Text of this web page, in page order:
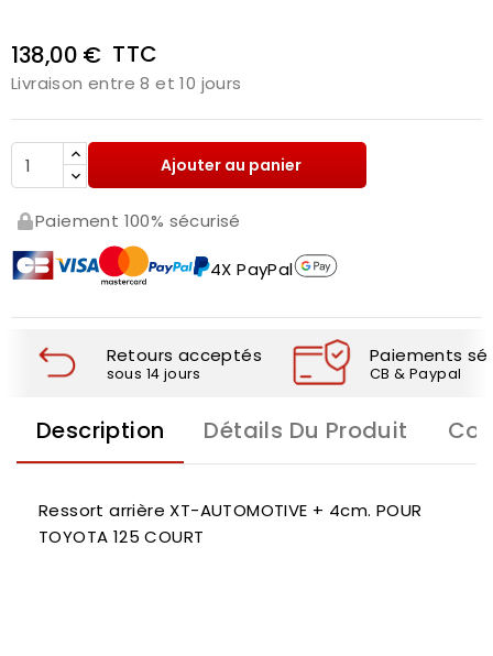
138,00 € TTC
Livraison entre 8 et 10 jours
Ajouter au panier
Paiement 100% sécurisé
4X PayPal
Retours acceptés
sous 14 jours
Paiements
CB & Paypal
Description Détails Du Produit
Ressort arrière XT-AUTOMOTIVE + 4cm. POUR
TOYOTA 125 COURT